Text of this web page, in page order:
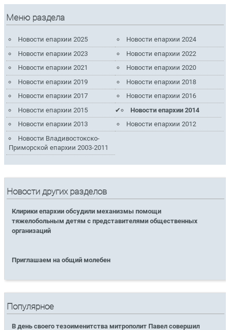
Меню раздела
Новости епархии 2025
Новости епархии 2024
Новости епархии 2023
Новости епархии 2022
Новости епархии 2021
Новости епархии 2020
Новости епархии 2019
Новости епархии 2018
Новости епархии 2017
Новости епархии 2016
Новости епархии 2015
Новости епархии 2014
Новости епархии 2013
Новости епархии 2012
Новости Владивостокско-
Приморской епархии 2003-2011
Новости других разделов
Клирики епархии обсудили механизмы помощи
тяжелобольным детям с представителями общественных
организаций
Приглашаем на общий молебен
Популярное
В день своего тезоименитства митрополит Павел совершил